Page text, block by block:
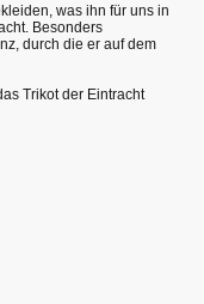
was ihn für uns in
Besonders
durch die er auf dem
Trikot der Eintracht